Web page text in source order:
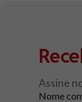
Assine
Nome